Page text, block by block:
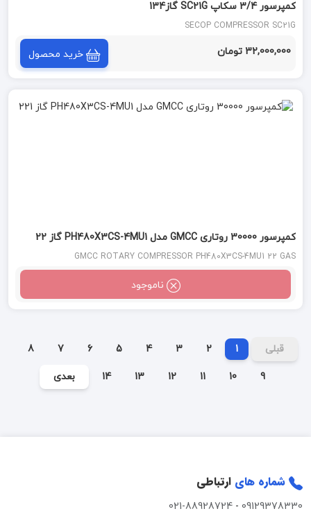
کمپرسور 3/4 سکاپ SC21G گاز134
SECOP COMPRESSOR SC21G
32,000,000 تومان خرید محصول
کمپرسور 30000 روتاری GMCC مدل PH480X3CS-4MU1 گاز 22
GMCC ROTARY COMPRESSOR PH480X3CS-4MU1 22 GAS
ناموجود
قبلی 1
2
3
4
5
6
7
8
9
10
11
12
13
14 بعدی
شماره های ارتباطی
09129378330
-
021-88928724